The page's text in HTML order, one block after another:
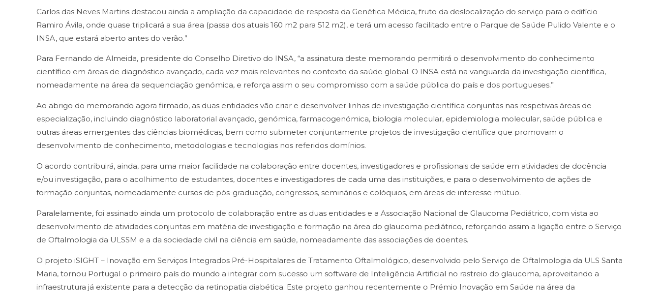
Carlos das Neves Martins destacou ainda a ampliação da capacidade de resposta da Genética Médica, fruto da deslocalização do serviço para o edifício
Ramiro Ávila, onde quase triplicará a sua área (passa dos atuais 160 m2 para 512 m2), e terá um acesso facilitado entre o Parque de Saúde Pulido Valente e o
INSA, que estará aberto antes do verão.”
Para Fernando de Almeida, presidente do Conselho Diretivo do INSA, “a assinatura deste memorando permitirá o desenvolvimento do conhecimento
científico em áreas de diagnóstico avançado, cada vez mais relevantes no contexto da saúde global. O INSA está na vanguarda da investigação científica,
nomeadamente na área da sequenciação genómica, e reforça assim o seu compromisso com a saúde pública do país e dos portugueses.”
Ao abrigo do memorando agora firmado, as duas entidades vão criar e desenvolver linhas de investigação científica conjuntas nas respetivas áreas de
especialização, incluindo diagnóstico laboratorial avançado, genómica, farmacogenómica, biologia molecular, epidemiologia molecular, saúde pública e
outras áreas emergentes das ciências biomédicas, bem como submeter conjuntamente projetos de investigação científica que promovam o
desenvolvimento de conhecimento, metodologias e tecnologias nos referidos domínios.
O acordo contribuirá, ainda, para uma maior facilidade na colaboração entre docentes, investigadores e profissionais de saúde em atividades de docência
e/ou investigação, para o acolhimento de estudantes, docentes e investigadores de cada uma das instituições, e para o desenvolvimento de ações de
formação conjuntas, nomeadamente cursos de pós-graduação, congressos, seminários e colóquios, em áreas de interesse mútuo.
Paralelamente, foi assinado ainda um protocolo de colaboração entre as duas entidades e a Associação Nacional de Glaucoma Pediátrico, com vista ao
desenvolvimento de atividades conjuntas em matéria de investigação e formação na área do glaucoma pediátrico, reforçando assim a ligação entre o Serviço
de Oftalmologia da ULSSM e a da sociedade civil na ciência em saúde, nomeadamente das associações de doentes.
O projeto iSIGHT – Inovação em Serviços Integrados Pré-Hospitalares de Tratamento Oftalmológico, desenvolvido pelo Serviço de Oftalmologia da ULS Santa
Maria, tornou Portugal o primeiro país do mundo a integrar com sucesso um software de Inteligência Artificial no rastreio do glaucoma, aproveitando a
infraestrutura já existente para a detecção da retinopatia diabética. Este projeto ganhou recentemente o Prémio Inovação em Saúde na área da